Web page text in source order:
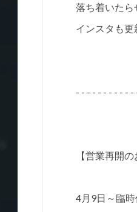
落ち着いたら
インスタも
- - - - - - - - - - -
【営業再開の
4月9日～臨